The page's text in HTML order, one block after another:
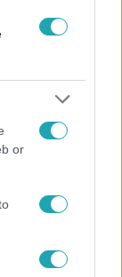
or